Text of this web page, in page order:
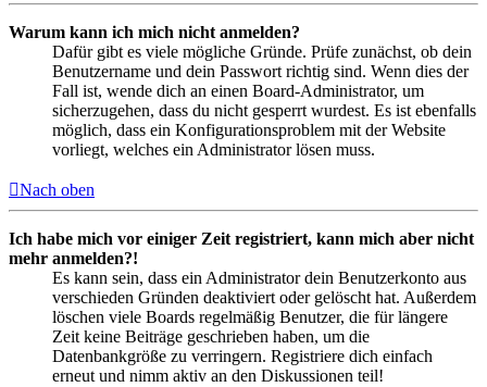
Warum kann ich mich nicht anmelden?
Dafür gibt es viele mögliche Gründe. Prüfe zunächst, ob dein
Benutzername und dein Passwort richtig sind. Wenn dies der
Fall ist, wende dich an einen Board-Administrator, um
sicherzugehen, dass du nicht gesperrt wurdest. Es ist ebenfalls
möglich, dass ein Konfigurationsproblem mit der Website
vorliegt, welches ein Administrator lösen muss.
Nach oben
Ich habe mich vor einiger Zeit registriert, kann mich aber nicht
mehr anmelden?!
Es kann sein, dass ein Administrator dein Benutzerkonto aus
verschieden Gründen deaktiviert oder gelöscht hat. Außerdem
löschen viele Boards regelmäßig Benutzer, die für längere
Zeit keine Beiträge geschrieben haben, um die
Datenbankgröße zu verringern. Registriere dich einfach
erneut und nimm aktiv an den Diskussionen teil!